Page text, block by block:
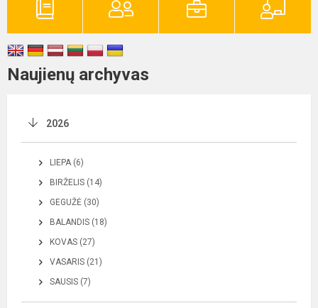
Naujienų archyvas
2026
LIEPA (6)
BIRŽELIS (14)
GEGUŽĖ (30)
BALANDIS (18)
KOVAS (27)
VASARIS (21)
SAUSIS (7)